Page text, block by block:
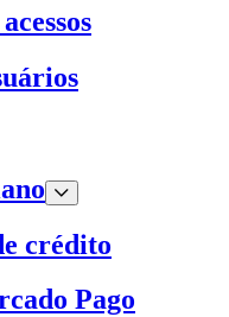
crédito
Pago